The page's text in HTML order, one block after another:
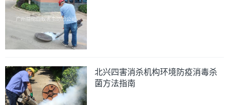
北兴四害消杀机构环境防疫消毒杀
菌方法指南